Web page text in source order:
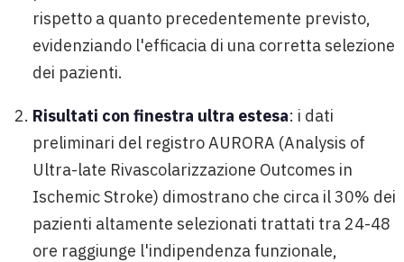
rispetto a quanto precedentemente previsto,
evidenziando l'efficacia di una corretta selezione
dei pazienti.
Risultati con finestra ultra estesa: i dati
preliminari del registro AURORA (Analysis of
Ultra-late Rivascolarizzazione Outcomes in
Ischemic Stroke) dimostrano che circa il 30% dei
pazienti altamente selezionati trattati tra 24-48
ore raggiunge l'indipendenza funzionale,